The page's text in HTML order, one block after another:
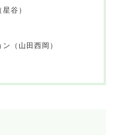
谷）
（山田西岡）